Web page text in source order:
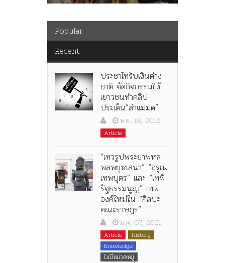
Popular
Recent
ประชาไทรับเงินต่าง
ชาติ จัดกิจกรรมให้
เยาวชนทำคลิป
ประเด็น”ล่าแม่มด”
พ.ย. 18, 2016
Article
“เทวรูปพระยาพหล
พลพยุหเสนา” “อรุณ
เทพบุตร” และ “เทพี
รัฐธรรมนูญ” เทพ
องค์ใหม่ใน “ศิลปะ
คณะราษฎร”
ม.ค. 07, 2021
Article
History
Knowledge
ไม่มีหมวดหมู่